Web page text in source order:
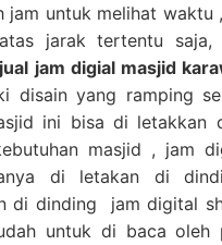
jam untuk melihat waktu
jarak tertentu saja,
jual jam digial masjid
disain yang ramping
ini bisa di letakkan
masjid , jam
di letakan di
di dinding jam digital
untuk di baca oleh